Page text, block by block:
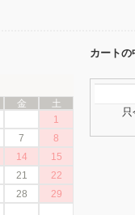
金
土
1
7
8
14
15
21
22
28
29
カートの
只